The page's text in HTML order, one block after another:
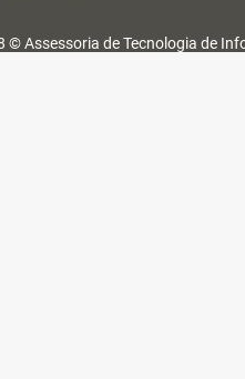
©Assessoria de Tecnologia de